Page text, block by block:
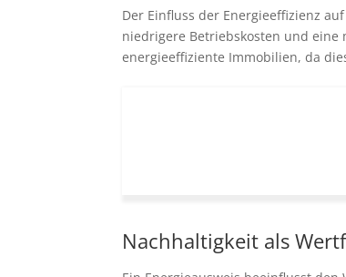
Der Einfluss der Energieeffizienz
niedrigere Betriebskosten und eine
energieeffiziente Immobilien, da
Nachhaltigkeit als